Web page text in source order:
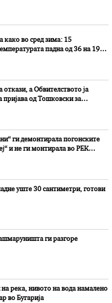
како во сред зима: 15
падна од 36 на 19
откази, а Обвителството ја
пријава од Тошковски за
ги демонтирала погонските
и не ги монтирала во РЕК
уште 30 сантиметри, готови
ги разгоре
река, нивото на вода намалено
во Бугарија